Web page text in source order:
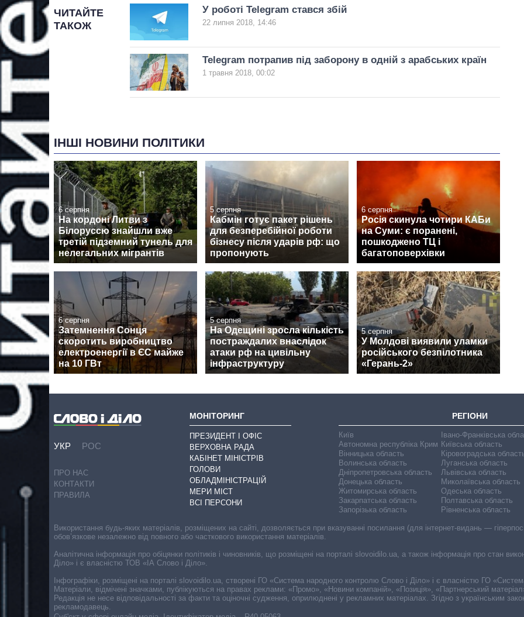
ЧИТАЙТЕ
ТАКОЖ
У роботі Telegram стався збій
22 липня 2018, 14:46
Telegram потрапив під заборону в одній з арабських країн
1 травня 2018, 00:02
ІНШІ НОВИНИ ПОЛІТИКИ
6 серпня
На кордоні Литви з
Білоруссю знайшли вже
третій підземний тунель для
нелегальних мігрантів
5 серпня
Кабмін готує пакет рішень
для безперебійної роботи
бізнесу після ударів рф: що
пропонують
6 серпня
Росія скинула чотири КАБи
на Суми: є поранені,
пошкоджено ТЦ і
багатоповерхівки
6 серпня
Затемнення Сонця
скоротить виробництво
електроенергії в ЄС майже
на 10 ГВт
5 серпня
На Одещині зросла кількість
постраждалих внаслідок
атаки рф на цивільну
інфраструктуру
5 серпня
У Молдові виявили уламки
російського безпілотника
«Герань-2»
УКР РОС
ПРО НАС
КОНТАКТИ
ПРАВИЛА
МОНІТОРИНГ
ПРЕЗИДЕНТ І ОФІС
ВЕРХОВНА РАДА
КАБІНЕТ МІНІСТРІВ
ГОЛОВИ
ОБЛАДМІНІСТРАЦІЙ
МЕРИ МІСТ
ВСІ ПЕРСОНИ
РЕГІОНИ
Київ
Автономна республіка Крим
Вінницька область
Волинська область
Дніпропетровська область
Донецька область
Житомирська область
Закарпатська область
Запорізька область
Івано-Франківська
Київська область
Кіровоградська
Луганська область
Львівська область
Миколаївська область
Одеська область
Полтавська область
Рівненська область
Використання будь-яких матеріалів, розміщених на сайті, дозволяється при вказуванні посилання (для інтернет-видань —
обов’язкове незалежно від повного або часткового використання матеріалів.
Аналітична інформація про обіцянки політиків і чиновників, що розміщені на порталі slovoidilo.ua, а також інформація про стан
Діло» і є власністю ТОВ «ІА Слово і Діло».
Інфографіки, розміщені на порталі slovoidilo.ua, створені ГО «Система народного контролю Слово і Діло» і є власністю ГО
Матеріали, відмічені значками, публікуються на правах реклами: «Промо», «Новини компаній», «Позиція», «Партнерський
Редакція не несе відповідальності за факти та оціночні судження, оприлюднені у рекламних матеріалах. Згідно з українським
рекламодавець.